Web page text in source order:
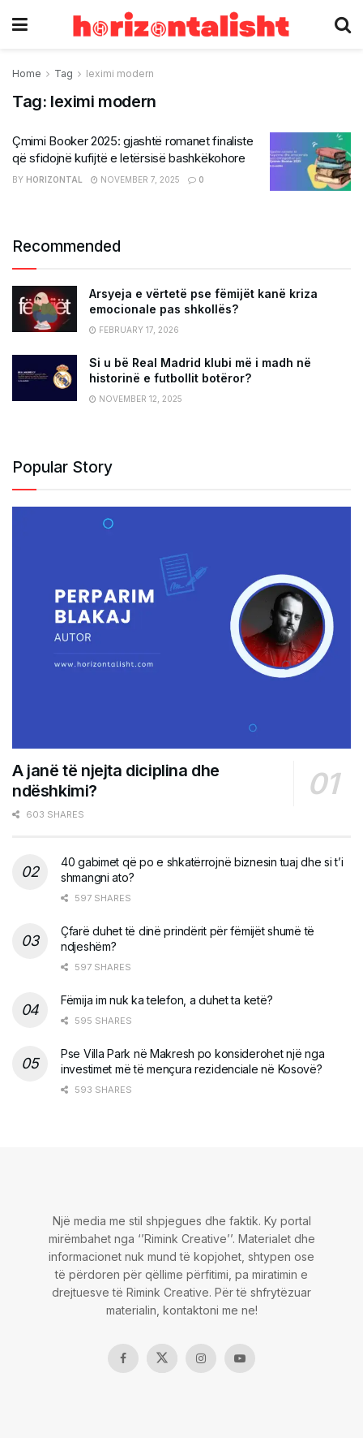
Home Tag leximi modern
Tag: leximi modern
Çmimi Booker 2025: gjashtë romanet finaliste
që sfidojnë kufijtë e letërsisë bashkëkohore
BY HORIZONTAL NOVEMBER 7, 2025 0
Recommended
Arsyeja e vërtetë pse fëmijët kanë kriza
emocionale pas shkollës?
FEBRUARY 17, 2026
Si u bë Real Madrid klubi më i madh në
historinë e futbollit botëror?
NOVEMBER 12, 2025
Popular Story
A janë të njejta diciplina dhe
ndëshkimi?
603 SHARES
40 gabimet që po e shkatërrojnë biznesin tuaj dhe si t’i
shmangni ato?
597 SHARES
Çfarë duhet të dinë prindërit për fëmijët shumë të
ndjeshëm?
597 SHARES
Fëmija im nuk ka telefon, a duhet ta ketë?
595 SHARES
Pse Villa Park në Makresh po konsiderohet një nga
investimet më të mençura rezidenciale në Kosovë?
593 SHARES
Një media me stil shpjegues dhe faktik. Ky portal
mirëmbahet nga ‘’Rimink Creative’’. Materialet dhe
informacionet nuk mund të kopjohet, shtypen ose
të përdoren për qëllime përfitimi, pa miratimin e
drejtuesve të Rimink Creative. Për të shfrytëzuar
materialin, kontaktoni me ne!